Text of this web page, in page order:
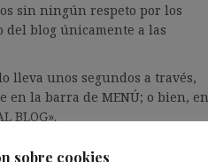
sin ningún respeto por los
blog únicamente a las
lleva unos segundos a través,
en la barra de MENÚ; o bien, en
BLOG».
deberán verificar la
sobre cookies